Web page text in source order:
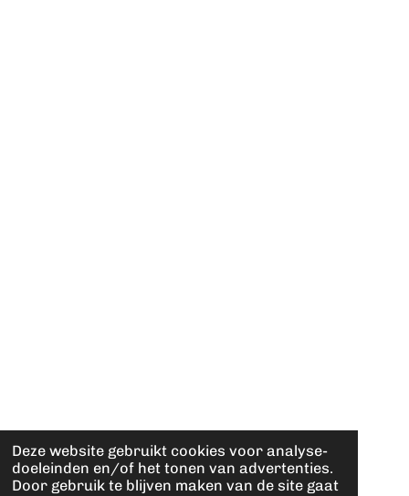
Deze website gebruikt cookies voor analyse-
doeleinden en/of het tonen van advertenties.
Door gebruik te blijven maken van de site gaat